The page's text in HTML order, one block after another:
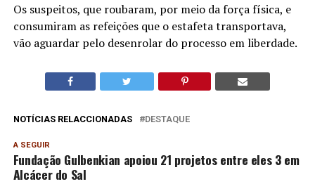
Os suspeitos, que roubaram, por meio da força física, e
consumiram as refeições que o estafeta transportava,
vão aguardar pelo desenrolar do processo em liberdade.
NOTÍCIAS RELACCIONADAS DESTAQUE
A SEGUIR
Fundação Gulbenkian apoiou 21 projetos entre eles 3 em
Alcácer do Sal